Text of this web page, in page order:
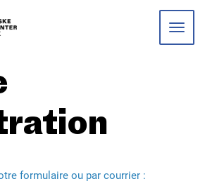
Toggle
formulaire ou par courrier :